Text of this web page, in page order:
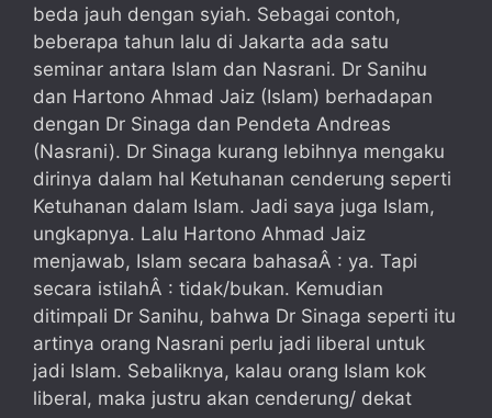
beda jauh dengan syiah. Sebagai contoh,
beberapa tahun lalu di Jakarta ada satu
seminar antara Islam dan Nasrani. Dr Sanihu
dan Hartono Ahmad Jaiz (Islam) berhadapan
dengan Dr Sinaga dan Pendeta Andreas
(Nasrani). Dr Sinaga kurang lebihnya mengaku
dirinya dalam hal Ketuhanan cenderung seperti
Ketuhanan dalam Islam. Jadi saya juga Islam,
ungkapnya. Lalu Hartono Ahmad Jaiz
menjawab, Islam secara bahasaÂ : ya. Tapi
secara istilahÂ : tidak/bukan. Kemudian
ditimpali Dr Sanihu, bahwa Dr Sinaga seperti itu
artinya orang Nasrani perlu jadi liberal untuk
jadi Islam. Sebaliknya, kalau orang Islam kok
liberal, maka justru akan cenderung/ dekat